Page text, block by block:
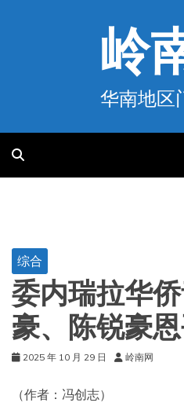
岭
华南地区
综合
委内瑞拉华
豪、陈锐豪
2025 年 10 月 29 日 岭南网
（作者：冯创志）